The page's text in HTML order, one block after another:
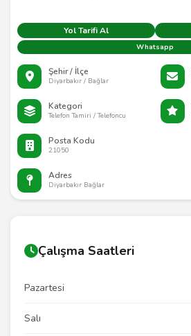
Yol Tarifi Al
Whatsapp
Şehir / İlçe
Diyarbakır / Bağlar
Kategori
Telefon Tamiri / Telefoncu
Posta Kodu
21050
Adres
Diyarbakır Bağlar
Çalışma Saatleri
Pazartesi
Salı